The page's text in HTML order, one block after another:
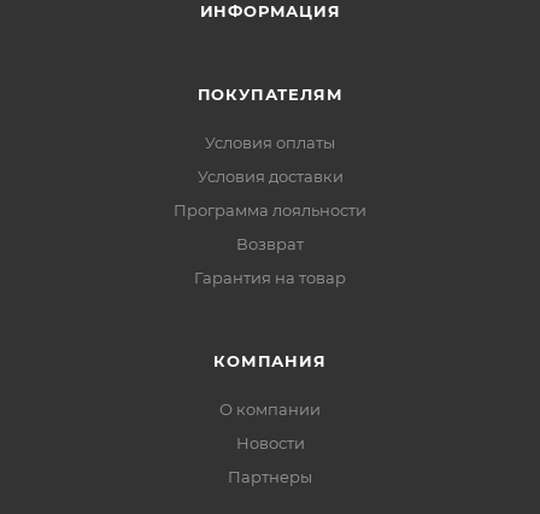
ИНФОРМАЦИЯ
ПОКУПАТЕЛЯМ
Условия оплаты
Условия доставки
Программа лояльности
Возврат
Гарантия на товар
КОМПАНИЯ
О компании
Новости
Партнеры